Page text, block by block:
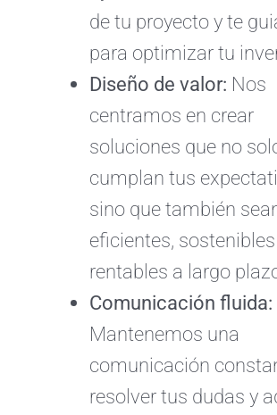
de tu proyecto y te
para optimizar tu
Diseño de valor: Nos
centramos en crear
soluciones que no
cumplan tus
sino que también
eficientes,
rentables a largo
Comunicación fluida:
Mantenemos una
comunicación
resolver tus dudas y